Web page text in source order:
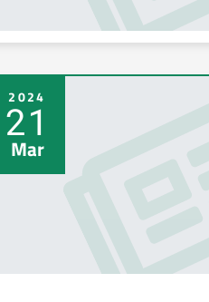
2024
21
Mar